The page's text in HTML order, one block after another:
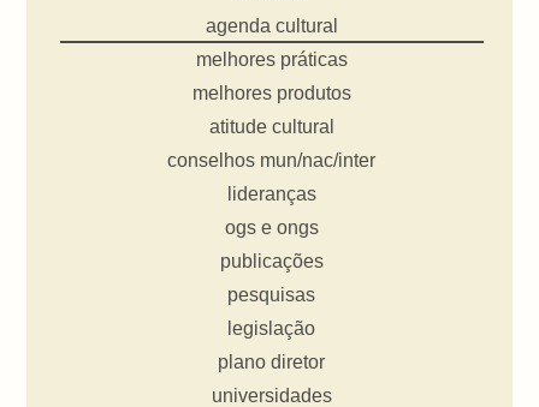
agenda cultural
melhores práticas
melhores produtos
atitude cultural
conselhos mun/nac/inter
lideranças
ogs e ongs
publicações
pesquisas
legislação
plano diretor
universidades